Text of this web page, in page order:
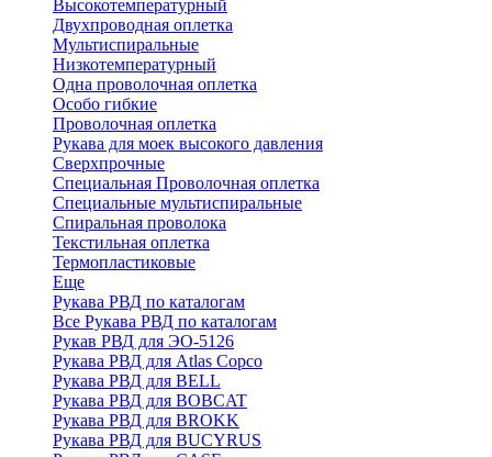
Высокотемпературный
Двухпроводная оплетка
Мультиспиральные
Низкотемпературный
Одна проволочная оплетка
Особо гибкие
Проволочная оплетка
Рукава для моек высокого давления
Сверхпрочные
Специальная Проволочная оплетка
Специальные мультиспиральные
Спиральная проволока
Текстильная оплетка
Термопластиковые
Еще
Рукава РВД по каталогам
Все Рукава РВД по каталогам
Рукав РВД для ЭО-5126
Рукава РВД для Atlas Copco
Рукава РВД для BELL
Рукава РВД для BOBCAT
Рукава РВД для BROKK
Рукава РВД для BUCYRUS